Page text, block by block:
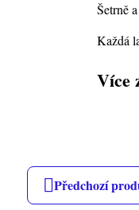
Šetrně
Každá
Více
Předchozí